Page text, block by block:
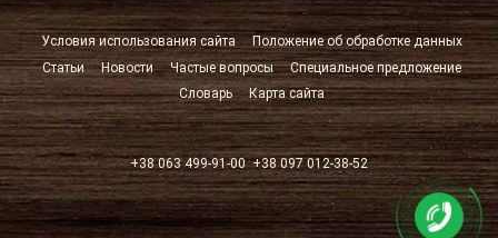
Условия использования сайта
Положение об обработке данных
Статьи
Новости Частые вопросы
Специальное предложение
Словарь
Карта сайта
+38 063 499-91-00 +38 097 012-38-52